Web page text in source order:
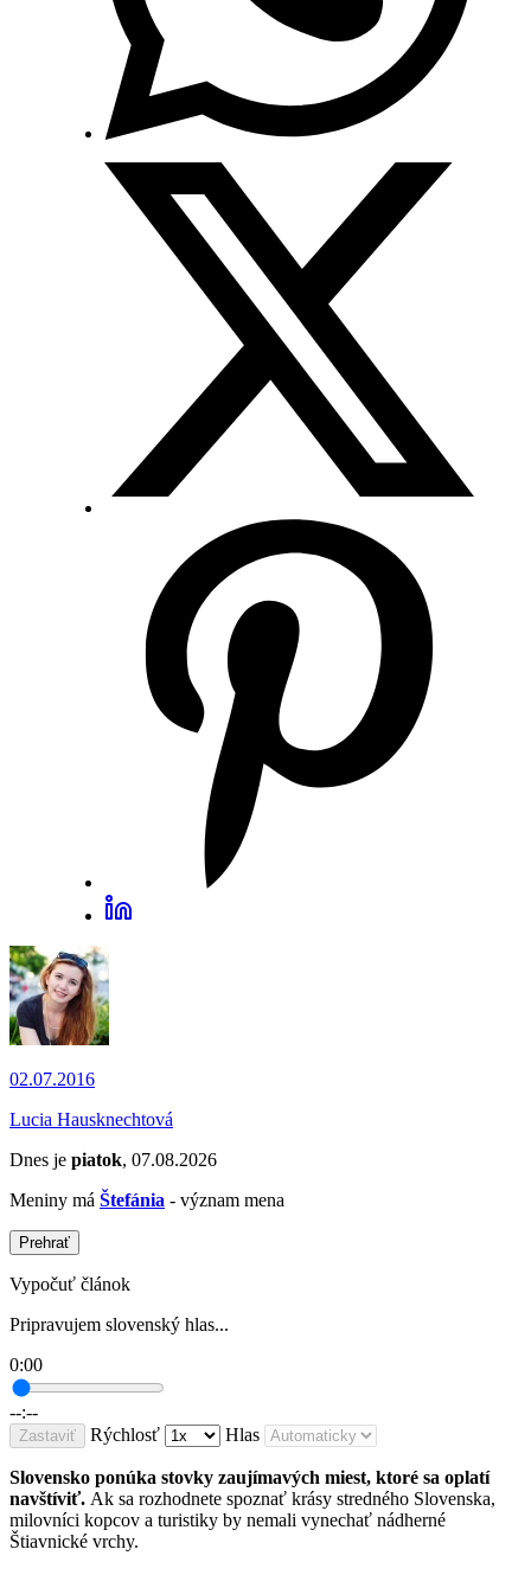
02.07.2016
Lucia Hausknechtová
Dnes je piatok, 07.08.2026
Meniny má Štefánia - význam mena
Prehrať
Vypočuť článok
Pripravujem slovenský hlas...
0:00
--:--
Zastaviť Rýchlosť Hlas
Slovensko ponúka stovky zaujímavých miest, ktoré sa oplatí
navštíviť. Ak sa rozhodnete spoznať krásy stredného Slovenska,
milovníci kopcov a turistiky by nemali vynechať nádherné
Štiavnické vrchy.